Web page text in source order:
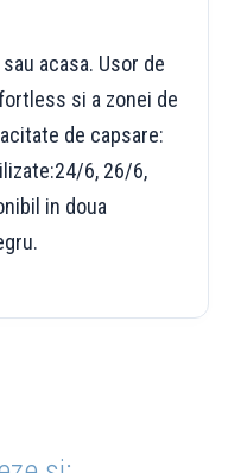
acasa. Usor de
si a zonei de
de capsare:
6, 26/6,
in doua